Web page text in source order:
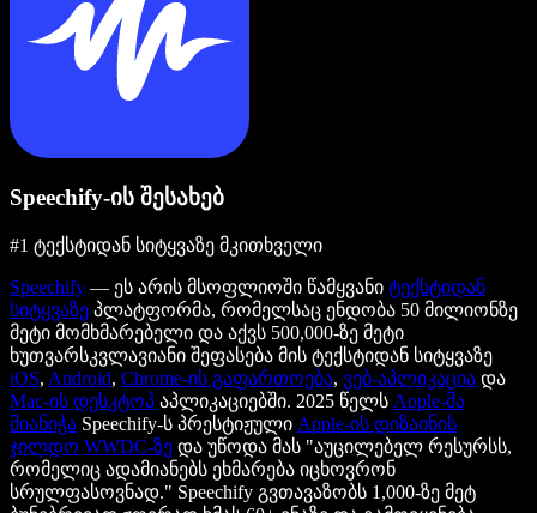
Speechify-ის შესახებ
#1 ტექსტიდან სიტყვაზე მკითხველი
Speechify — ეს არის მსოფლიოში წამყვანი ტექსტიდან
სიტყვაზე პლატფორმა, რომელსაც ენდობა 50 მილიონზე
მეტი მომხმარებელი და აქვს 500,000-ზე მეტი
ხუთვარსკვლავიანი შეფასება მის ტექსტიდან სიტყვაზე
iOS, Android, Chrome-ის გაფართოება, ვებ-აპლიკაცია და
Mac-ის დესკტოპ აპლიკაციებში. 2025 წელს Apple-მა
მიანიჭა Speechify-ს პრესტიჟული Apple-ის დიზაინის
ჯილდო WWDC-ზე და უწოდა მას "აუცილებელ რესურსს,
რომელიც ადამიანებს ეხმარება იცხოვრონ
სრულფასოვნად." Speechify გვთავაზობს 1,000-ზე მეტ